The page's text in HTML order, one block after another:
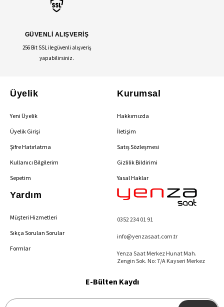
GÜVENLİ ALIŞVERİŞ
256 Bit SSL ile güvenli alışveriş
yapabilirsiniz.
Üyelik
Yeni Üyelik
Üyelik Girişi
Şifre Hatırlatma
Kullanıcı Bilgilerim
Sepetim
Kurumsal
Hakkımızda
İletişim
Satış Sözleşmesi
Gizlilik Bildirimi
Yasal Haklar
Yardım
Müşteri Hizmetleri
Sıkça Sorulan Sorular
Formlar
0352 234 01 91
info@yenzasaat.com.tr
Yenza Saat Merkez Hunat Mah.
Zengin Sok. No: 7/A Kayseri Merkez
E-Bülten Kaydı